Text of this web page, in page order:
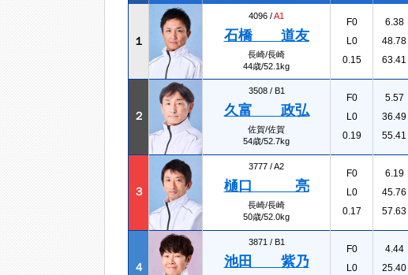
１
4096 /A1
石橋 道友
長崎/長崎
44歳/52.1kg
F0
L0
0.15
6.38
48.78
63.41
２
3508 / B1
久富 政弘
佐賀/佐賀
54歳/52.7kg
F0
L0
0.19
5.57
36.49
55.41
３
3777 /A2
樋口 亮
長崎/長崎
50歳/52.0kg
F0
L0
0.17
6.19
45.76
57.63
４
3871 / B1
池田 紫乃
F0
L0
4.44
25.40